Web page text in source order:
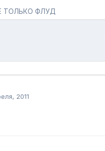
ТОЛЬКО ФЛУД
2011